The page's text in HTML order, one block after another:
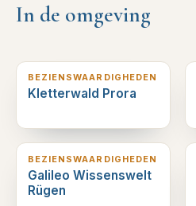
In de omgeving
BEZIENSWAARDIGHEDEN
Kletterwald Prora
0 km verderop
BEZIENSWAARDIGHEDEN
Galileo Wissenswelt
Rügen